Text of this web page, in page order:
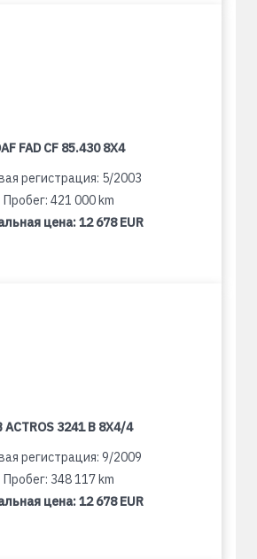
FAD CF 85.430 8X4
регистрация: 5/2003
Пробег: 421 000 km
цена:12 678 EUR
ACTROS 3241 B 8X4/4
регистрация: 9/2009
Пробег: 348 117 km
цена:12 678 EUR